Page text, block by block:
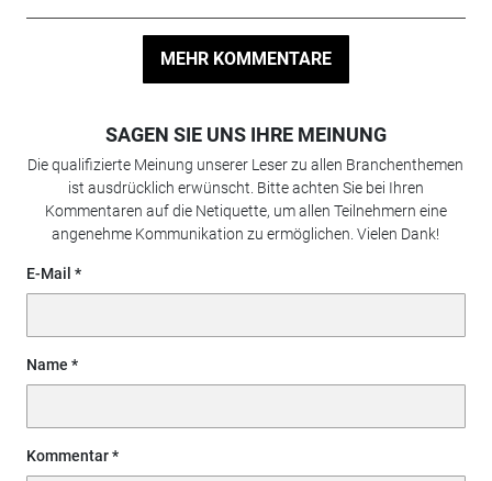
MEHR KOMMENTARE
SAGEN SIE UNS IHRE MEINUNG
Die qualifizierte Meinung unserer Leser zu allen Branchenthemen
ist ausdrücklich erwünscht. Bitte achten Sie bei Ihren
Kommentaren auf die Netiquette, um allen Teilnehmern eine
angenehme Kommunikation zu ermöglichen. Vielen Dank!
E-Mail
Name
Kommentar